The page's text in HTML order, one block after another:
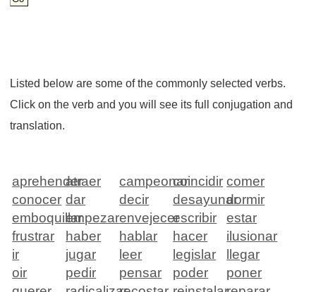
Listed below are some of the commonly selected verbs.
Click on the verb and you will see its full conjugation and
translation.
aprehenderatraer campeonarcoincidir comer
conocer dar decir desayunardormir
emboquillarempezarenvejecerescribir
estar
frustrar
haber hablar hacer
ilusionar
ir
jugar leer legislar
llegar
oir
pedir pensar poder
poner